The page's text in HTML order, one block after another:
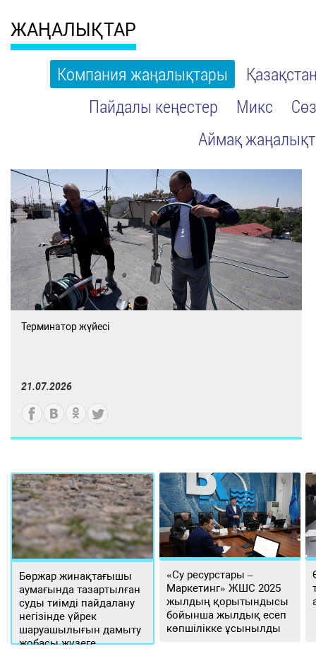
ЖАҢАЛЫҚТАР
Компания жаңалықтары
Пайдалы кеңестер
Микс
Аймақ
Терминатор жүйесі
21.07.2026
Бөржар жинақтағышы
аумағында тазартылған
суды тиімді пайдалану
негізінде үйрек
шаруашылығын дамыту
жобасы жүзеге
«Су ресурстары –
Маркетинг» ЖШС 2025
жылдың қорытындысы
бойынша жылдық есеп
көпшілікке ұсынылды